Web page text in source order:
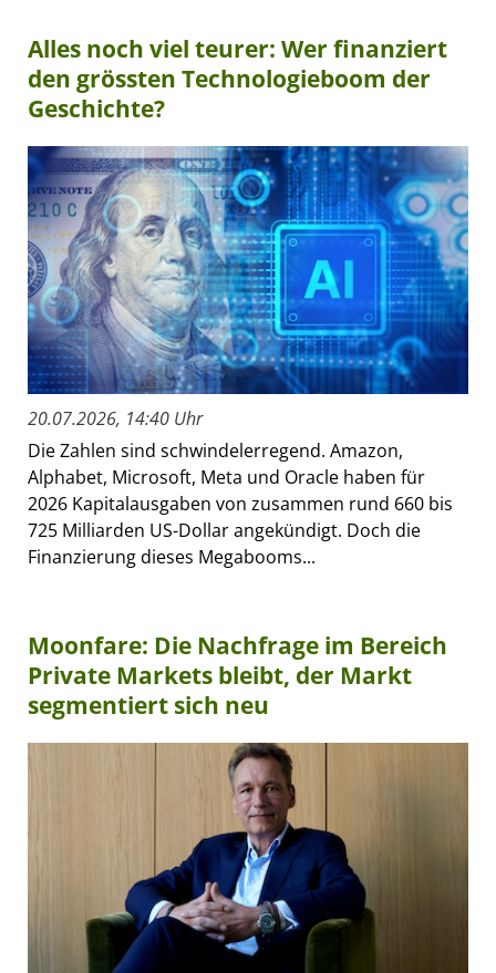
Alles noch viel teurer: Wer finanziert
den grössten Technologieboom der
Geschichte?
20.07.2026, 14:40 Uhr
Die Zahlen sind schwindelerregend. Amazon,
Alphabet, Microsoft, Meta und Oracle haben für
2026 Kapitalausgaben von zusammen rund 660 bis
725 Milliarden US-Dollar angekündigt. Doch die
Finanzierung dieses Megabooms...
Moonfare: Die Nachfrage im Bereich
Private Markets bleibt, der Markt
segmentiert sich neu